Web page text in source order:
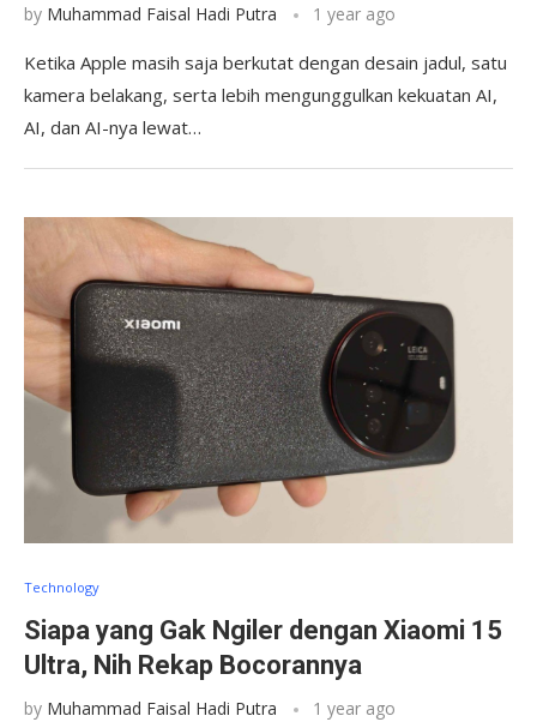
by Muhammad Faisal Hadi Putra 1 year ago
Ketika Apple masih saja berkutat dengan desain jadul, satu
kamera belakang, serta lebih mengunggulkan kekuatan AI,
AI, dan AI-nya lewat…
Technology
Siapa yang Gak Ngiler dengan Xiaomi 15
Ultra, Nih Rekap Bocorannya
by Muhammad Faisal Hadi Putra 1 year ago